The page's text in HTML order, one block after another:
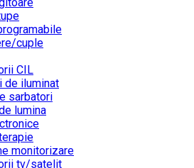
cuple
CIL
de iluminat
sarbatori
lumina
monitorizare
tv/satelit